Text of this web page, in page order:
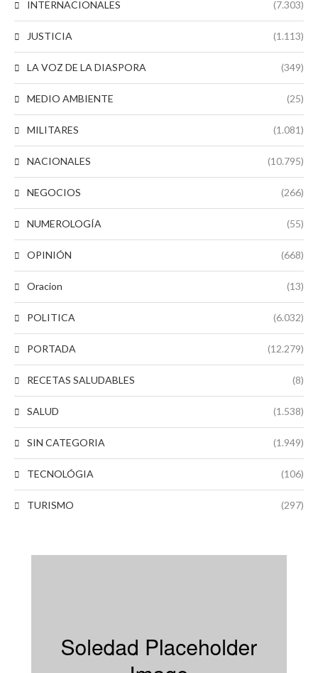
INTERNACIONALES (7.303)
JUSTICIA (1.113)
LA VOZ DE LA DIASPORA (349)
MEDIO AMBIENTE (25)
MILITARES (1.081)
NACIONALES (10.795)
NEGOCIOS (266)
NUMEROLOGÍA (55)
OPINIÓN (668)
Oracion (13)
POLITICA (6.032)
PORTADA (12.279)
RECETAS SALUDABLES (8)
SALUD (1.538)
SIN CATEGORIA (1.949)
TECNOLÓGIA (106)
TURISMO (297)